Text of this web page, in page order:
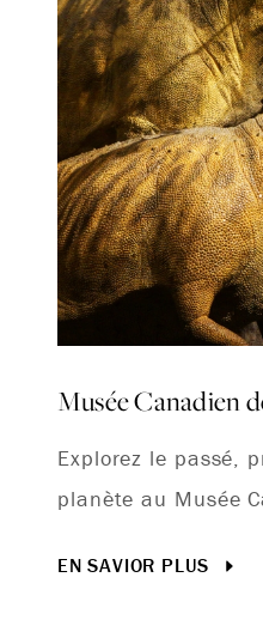
Musée Canadien
Explorez le passé,
planète au Musée
EN SAVIOR PLUS